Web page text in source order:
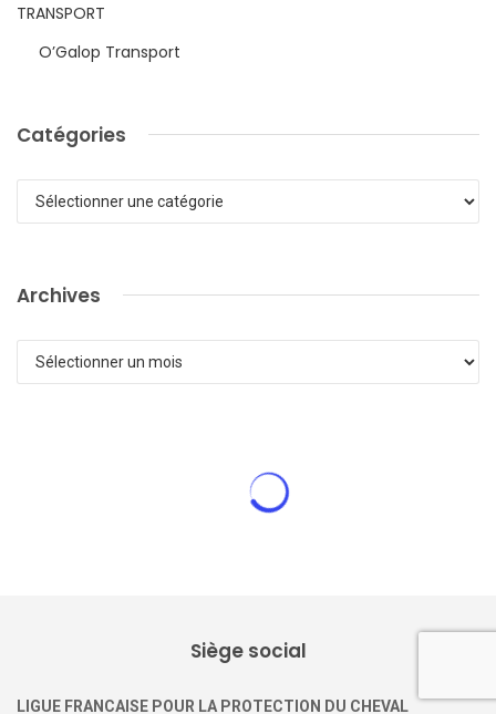
TRANSPORT
O’Galop Transport
Catégories
Archives
Bien-être des chevaux : 43 ans de